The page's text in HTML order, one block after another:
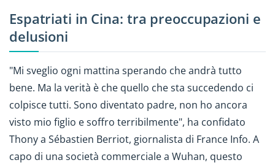
Espatriati in Cina: tra preoccupazioni e
delusioni
"Mi sveglio ogni mattina sperando che andrà tutto
bene. Ma la verità è che quello che sta succedendo ci
colpisce tutti. Sono diventato padre, non ho ancora
visto mio figlio e soffro terribilmente", ha confidato
Thony a Sébastien Berriot, giornalista di France Info. A
capo di una società commerciale a Wuhan, questo